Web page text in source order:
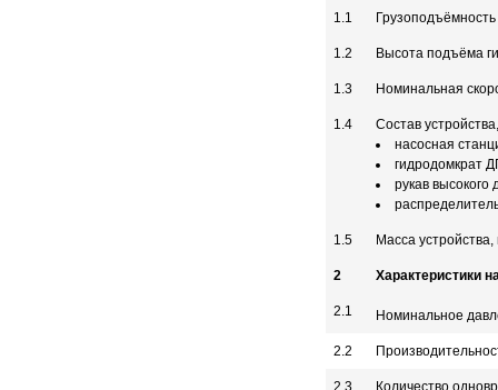
1.1
1.2 Высота подъёма
1.3 Номинальная
1.4
Состав
насосная
гидродомкрат
рукав высокого
1.5 Масса устройства,
2 Характеристики
2.1 Номинальное
2.2
2.3 Количество